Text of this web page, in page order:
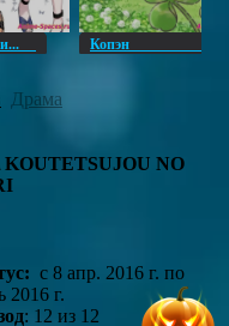
Копэн
Драма
KOUTETSUJOU NO
с 8 апр. 2016 г. по
2016 г.
: 12 из 12